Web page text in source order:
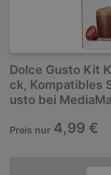
Dolce Gusto Kit
ck, Kompatibles
usto bei
Preis nur 4,99 €